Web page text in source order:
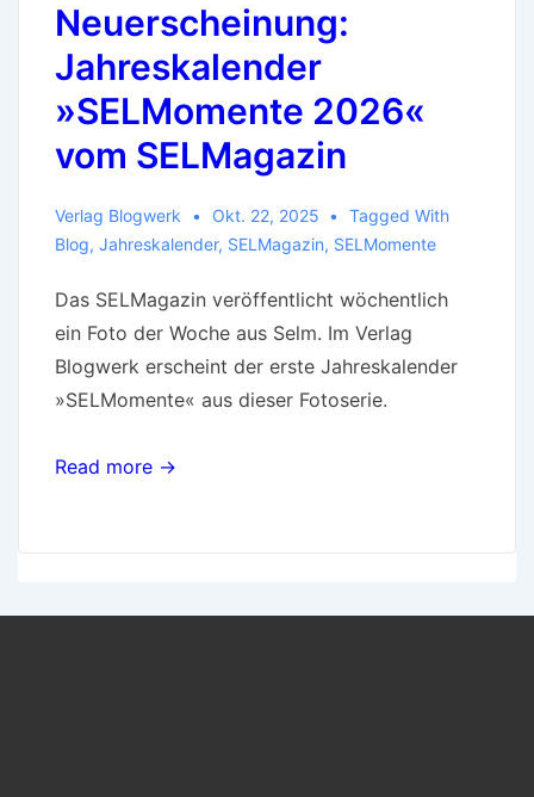
Neuerscheinung:
Jahreskalender
»SELMomente 2026«
vom SELMagazin
Verlag Blogwerk Okt. 22, 2025
Tagged With
Blog, Jahreskalender, SELMagazin, SELMomente
Das SELMagazin veröffentlicht wöchentlich
ein Foto der Woche aus Selm. Im Verlag
Blogwerk erscheint der erste Jahreskalender
»SELMomente« aus dieser Fotoserie.
Read more →